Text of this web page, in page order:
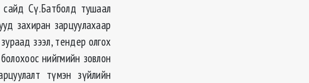
Сү.Батболд тушаал
захиран зарцуулахаар
зээл, тендер олгох
нийгмийн зовлон
түмэн зүйлийн